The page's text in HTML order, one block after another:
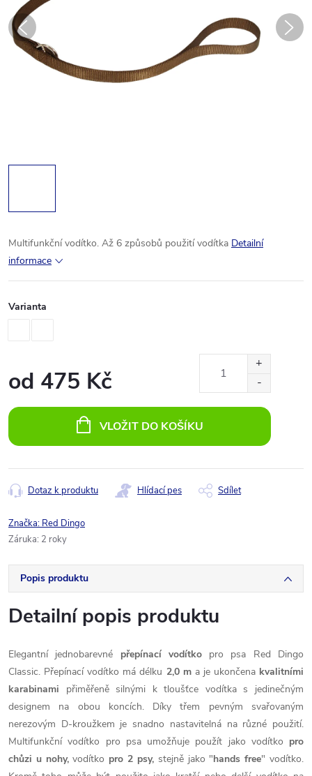
Multifunkční vodítko. Až 6 způsobů použití vodítka Detailní
informace
Varianta
od 475 Kč
cena:
VLOŽIT DO KOŠÍKU
Dotaz k produktu Hlídací pes Sdílet
Značka: Red Dingo
Záruka: 2 roky
Popis produktu
Detailní popis produktu
Elegantní jednobarevné přepínací vodítko pro psa Red Dingo
Classic. Přepínací vodítko má délku 2,0 m a je ukončena kvalitními
karabinami přiměřeně silnými k tloušťce vodítka s jedinečným
designem na obou koncích. Díky třem pevným svařovaným
nerezovým D-kroužkem je snadno nastavitelná na různé použití.
Multifunkční vodítko pro psa umožňuje použít jako vodítko pro
chůzi u nohy,vodítko pro 2 psy,stejně jako "hands free" vodítko.